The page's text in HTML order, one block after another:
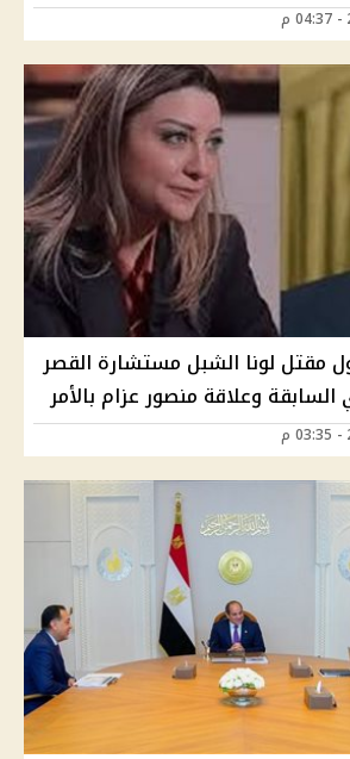
مقتل لونا الشبل مستشارة القصر
وعلاقة منصور عزام بالأمر